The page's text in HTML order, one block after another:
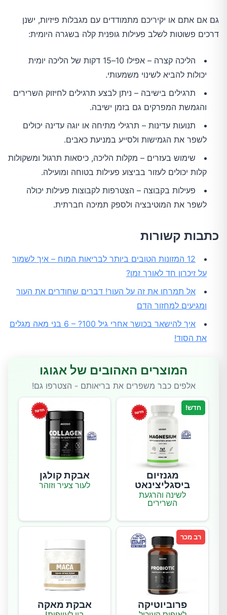
גם אם אתם או יקיריכם מתמודדים עם מגבלות פיזיות, ישנן
דרכים פשוטות לשלב פעילות גופנית קלה בשגרה היומית:
הליכה קצרה – אפילו 10–15 דקות של הליכה יומית
יכולות להביא לשינוי משמעותי.
תרגילים בישיבה – ניתן לבצע תרגילים לחיזוק השרירים
והגמשת המפרקים גם בזמן ישיבה.
תנועות עדינות – תרגילי מתיחה או יוגה עדינה יכולים
לשפר את הגמישות ולסייע במניעת כאבים.
שימוש בעזרים – מקלות הליכה, כיסאות תרגול ומשקולות
קלות יכולים לעזור בביצוע פעילות בטוחה ומועילה.
פעילות בקבוצה – הצטרפות לקבוצות פעילות יכולה
לשפר את המוטיבציה ולספק תמיכה חברתית.
כתבות קשורות
12 המזונות הטובים ביותר לבריאות המוח – איך לשמור
על זיכרון חד לאורך זמן?
אל תמרחו את זה על העור! דברים שחודרים את העור
ומגיעים למחזור הדם
איך להישאר בכושר אחרי גיל 100? – 6 בני מאה מגלים
את הסוד!
המוצרים האהובים של אגוגו
אלפים כבר משפרים את בריאותם - הצטרפו גם!
חדש!
מגנזיום
ביסגליצינאט
לשינה והרגעת
השרירים
אבקת קולגן
לעור צעיר וזוהר
רב מכר
פרוביוטיקה אבקת מאקה